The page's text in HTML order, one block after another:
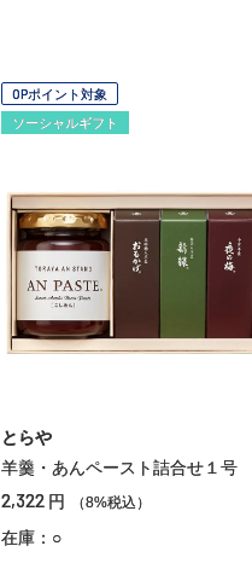
OPポイント対象
ソーシャルギフト
とらや
羊羹・あんペースト詰合せ１号
2,322 円 （8%税込）
在庫：○